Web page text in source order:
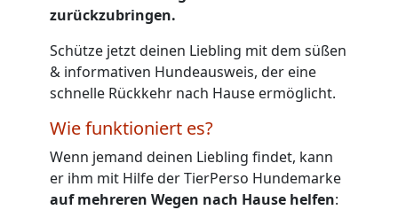
zurückzubringen.
Schütze jetzt deinen Liebling mit dem süßen
& informativen Hundeausweis, der eine
schnelle Rückkehr nach Hause ermöglicht.
Wie funktioniert es?
Wenn jemand deinen Liebling findet, kann
er ihm mit Hilfe der TierPerso Hundemarke
auf mehreren Wegen nach Hause helfen: